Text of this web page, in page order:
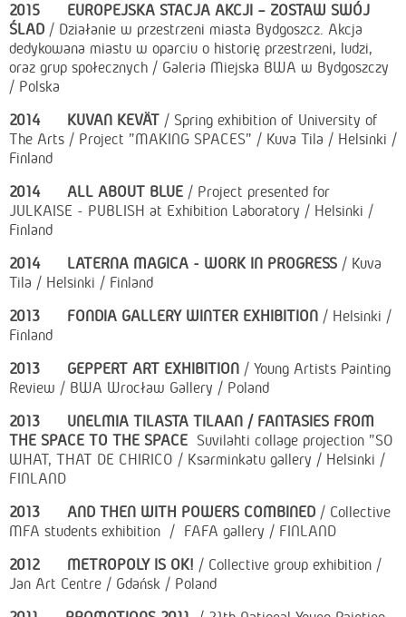
2015
EUROPEJSKA STACJA AKCJI – ZOSTAW SWÓJ
ŚLAD / Działanie w przestrzeni miasta Bydgoszcz. Akcja
dedykowana miastu w oparciu o historię przestrzeni, ludzi,
oraz grup społecznych / Galeria Miejska BWA w Bydgoszczy
/ Polska
2014
KUVAN KEVÄT / Spring exhibition of University of
The Arts / Project "MAKING SPACES" / Kuva Tila / Helsinki /
Finland
2014
ALL ABOUT BLUE / Project presented for
JULKAISE - PUBLISH at Exhibition Laboratory / Helsinki /
Finland
2014
LATERNA MAGICA - WORK IN PROGRESS / Kuva
Tila / Helsinki / Finland
2013
FONDIA GALLERY WINTER EXHIBITION / Helsinki /
Finland
2013
GEPPERT ART EXHIBITION / Young Artists Painting
Review / BWA Wrocław Gallery / Poland
2013
UNELMIA TILASTA TILAAN / FANTASIES FROM
THE SPACE TO THE SPACE Suvilahti collage projection "SO
WHAT, THAT DE CHIRICO / Ksarminkatu gallery / Helsinki /
FINLAND
2013
AND THEN WITH POWERS COMBINED / Collective
MFA students exhibition / FAFA gallery / FINLAND
2012
METROPOLY IS OK! / Collective group exhibition /
Jan Art Centre / Gdańsk / Poland